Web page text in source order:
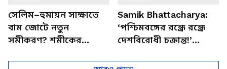
সেলিম–হুমায়ন সাক্ষাতে
বাম জোটে নতুন
সমীকরণ? শমীকের
Samik Bhattacharya
Samik Bhattacharya:
‘পশ্চিমবঙ্গের রন্ধ্রে রন্ধ্রে
দেশবিরোধী চক্রান্ত!’
BJP News